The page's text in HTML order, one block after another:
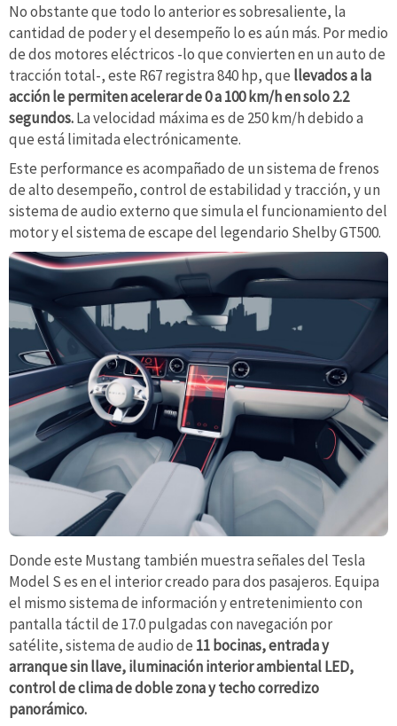
No obstante que todo lo anterior es sobresaliente, la
cantidad de poder y el desempeño lo es aún más. Por medio
de dos motores eléctricos -lo que convierten en un auto de
tracción total-, este R67 registra 840 hp, que llevados a la
acción le permiten acelerar de 0 a 100 km/h en solo 2.2
segundos.La velocidad máxima es de 250 km/h debido a
que está limitada electrónicamente.
Este performance es acompañado de un sistema de frenos
de alto desempeño, control de estabilidad y tracción, y un
sistema de audio externo que simula el funcionamiento del
motor y el sistema de escape del legendario Shelby GT500.
Donde este Mustang también muestra señales del Tesla
Model S es en el interior creado para dos pasajeros. Equipa
el mismo sistema de información y entretenimiento con
pantalla táctil de 17.0 pulgadas con navegación por
satélite, sistema de audio de 11 bocinas, entrada y
arranque sin llave, iluminación interior ambiental LED,
control de clima de doble zona y techo corredizo
panorámico.